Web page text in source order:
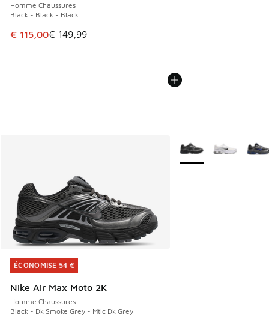
Homme Chaussures
Black - Black - Black
Cet article est en promotion. Prix en baisse de € 149,99 à
€ 115,00€ 149,99
ÉCONOMISE 54 €
Nike Air Max Moto 2K
Homme Chaussures
Black - Dk Smoke Grey - Mtlc Dk Grey
ÉCONOMISE 54 €
Plus de couleurs